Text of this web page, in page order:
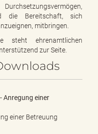
die Bereitschaft, sich
mitbringen.
steht ehrenamtlichen
zur Seite.
Anregung einer
einer Betreuung